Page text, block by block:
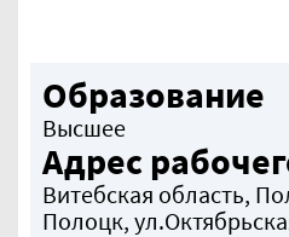
Образование
Высшее
Адрес
Витебская область,
Полоцк,